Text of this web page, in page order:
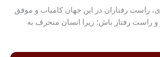
راست رفتاران در این جهان کامیاب و موفق
راست رفتار باش؛ زیرا انسان منحرف به